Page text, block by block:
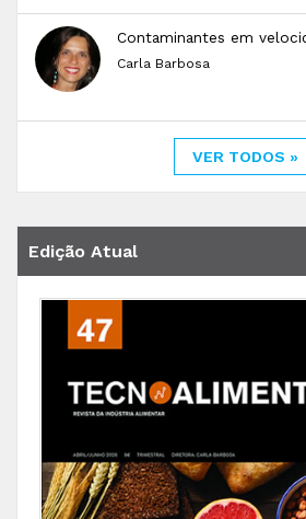
Contaminantes em
Carla Barbosa
VER TODOS »
Edição Atual